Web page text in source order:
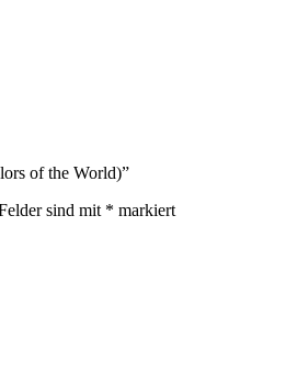
of the World)”
sind mit * markiert